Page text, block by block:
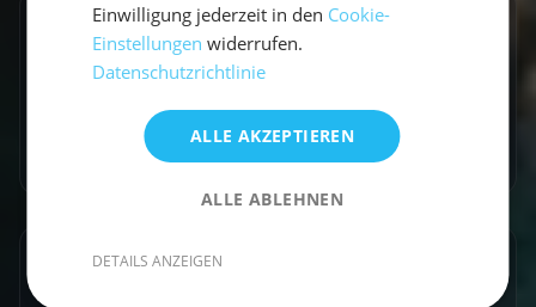
Entdecke ähnliche Törns
Finde deinen perfekten Segeltörn
Törns ansehen
Artikel teilen
Einwilligung jederzeit in den Cookie-
Einstellungen widerrufen.
Datenschutzrichtlinie
ALLE AKZEPTIEREN
ALLE ABLEHNEN
DETAILS ANZEIGEN